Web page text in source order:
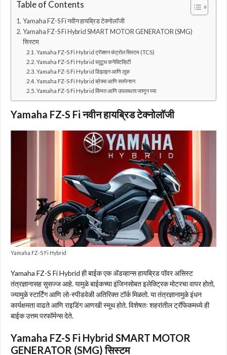
Table of Contents
Yamaha FZ-S Fi नवीन हायब्रिड टेक्नोलॉजी
Yamaha FZ-S Fi Hybrid SMART MOTOR GENERATOR (SMG)
सिस्टम
Yamaha FZ-S Fi Hybrid ट्रॅक्शन कंट्रोल सिस्टम (TCS)
Yamaha FZ-S Fi Hybrid ब्लूटूथ कनेक्टिव्हिटी
Yamaha FZ-S Fi Hybrid डिझाइन आणि लूक
Yamaha FZ-S Fi Hybrid ब्रेक्स आणि सस्पेन्शन
Yamaha FZ-S Fi Hybrid किंमत आणि उपलब्धता जाणून घ्या
Yamaha FZ-S Fi नवीन हायब्रिड टेक्नोलॉजी
Yamaha FZ-S Fi Hybrid
Yamaha FZ-S Fi Hybrid ही बाईक एक अ‍ॅडव्हान्स हायब्रिड पॉवर असिस्ट
तंत्रज्ञानासह सुसज्ज आहे. यामुळे बाईकच्या इंजिनसोबत इलेक्ट्रिक मोटरचा वापर होतो,
ज्यामुळे स्टार्टिंग आणि लो-स्पीडवेळी अतिरिक्त टॉर्क मिळतो. या तंत्रज्ञानामुळे इंधन
कार्यक्षमता वाढते आणि राइडिंग आणखी स्मूथ होते. विशेषतः शहरांतील ट्रॅफिकमध्ये ही
बाईक उत्तम परफॉर्मन्स देते.
Yamaha FZ-S Fi Hybrid SMART MOTOR
GENERATOR (SMG) सिस्टम